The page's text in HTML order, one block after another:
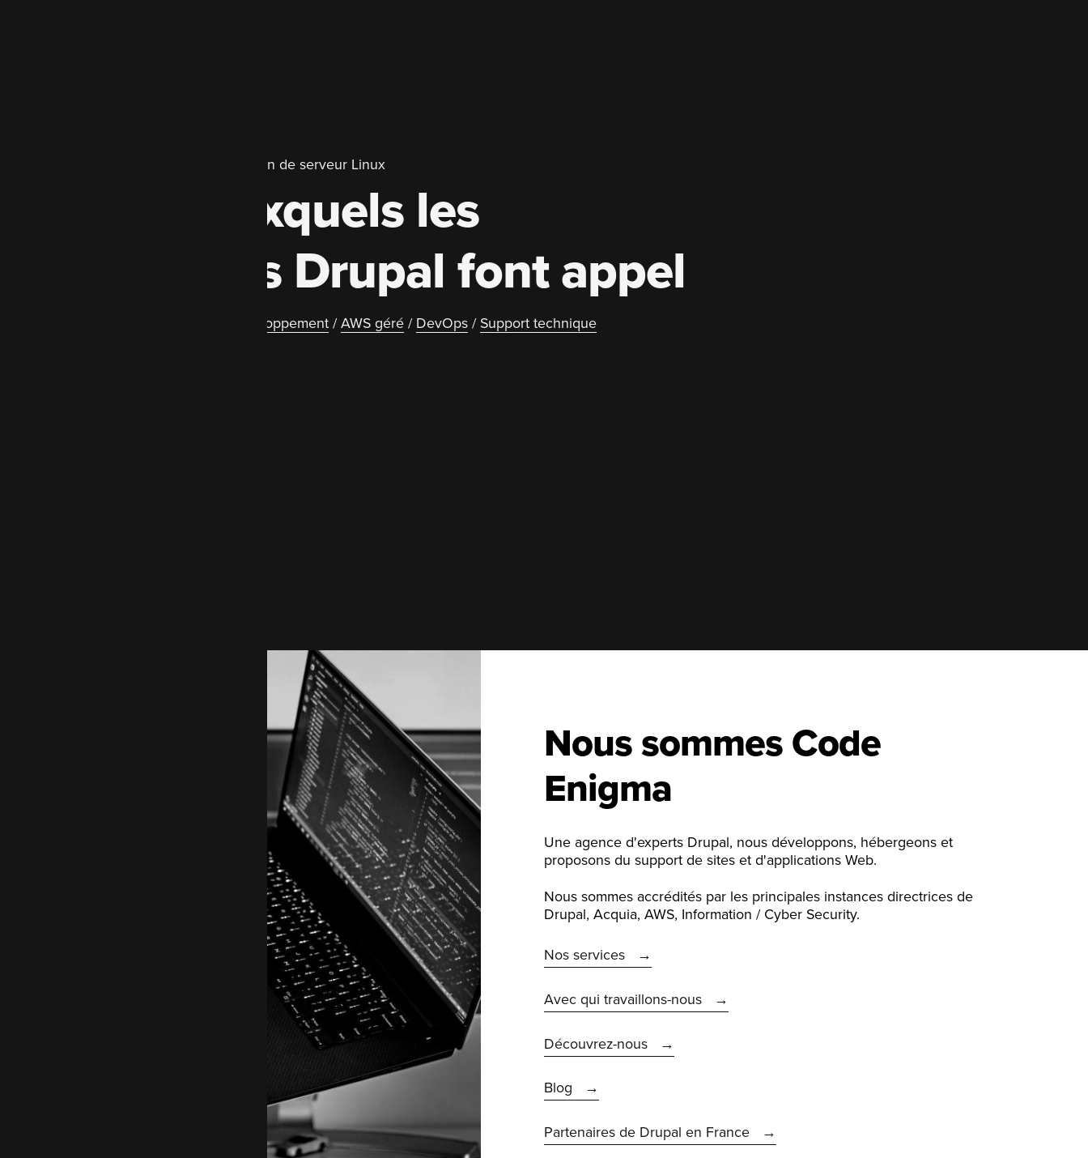
Développement Drupal primé et gestion de serveur Linux
Experts auxquels les
spécialistes Drupal font appel
Développement/AWS géré/ DevOps/ Support technique
Nous sommes Code
Enigma
Une agence d'experts Drupal, nous développons, hébergeons et
proposons du support de sites et d'applications Web.
Nous sommes accrédités par les principales instances directrices de
Drupal, Acquia, AWS, Information / Cyber ​​​​Security.
Nos services
Avec qui travaillons-nous
Découvrez-nous
Blog
Partenaires de Drupal en France